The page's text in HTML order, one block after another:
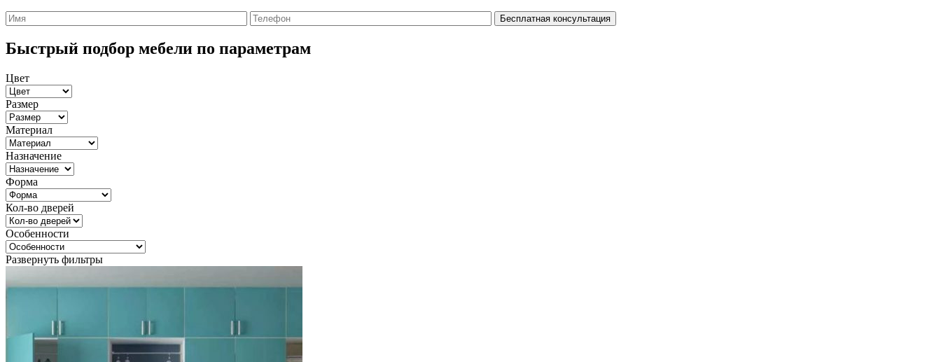
Быстрый подбор мебели по параметрам
Цвет
Размер
Материал
Назначение
Форма
Кол-во дверей
Особенности
Развернуть фильтры